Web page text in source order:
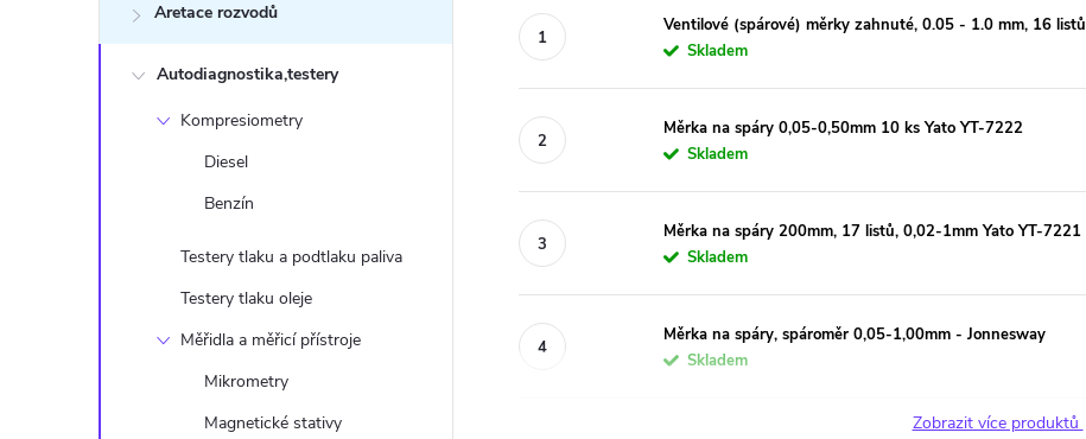
t
Aretace rozvodů
Autodiagnostika,testery
Kompresiometry
Diesel
Benzín
Testery tlaku a podtlaku paliva
Testery tlaku oleje
Měřidla a měřicí přístroje
Mikrometry
Magnetické stativy
Ventilové (spárové) měrky zahnuté, 0.05 - 1.0 mm, 16 listů
Skladem
Měrka na spáry 0,05-0,50mm 10 ks Yato YT-7222
Skladem
Měrka na spáry 200mm, 17 listů, 0,02-1mm Yato YT-7221
Skladem
Měrka na spáry, spároměr 0,05-1,00mm - Jonnesway
Skladem
Zobrazit více produktů